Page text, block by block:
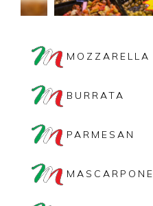
MOZZARELLA
BURRATA
PARMESAN
MASCARPONE